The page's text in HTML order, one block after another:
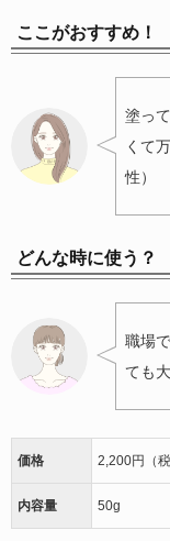
ここがおすすめ！
塗っ
くて
性）
どんな時に使う？
職場
ても
価格 2,200円（税
内容量 50g